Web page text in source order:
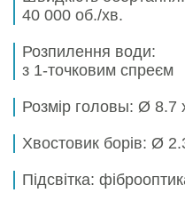
40 000 об./хв.
Розпилення води:
з 1-точковим спреєм
Розмір головы: Ø 8.7
Хвостовик борів: Ø
Підсвітка: